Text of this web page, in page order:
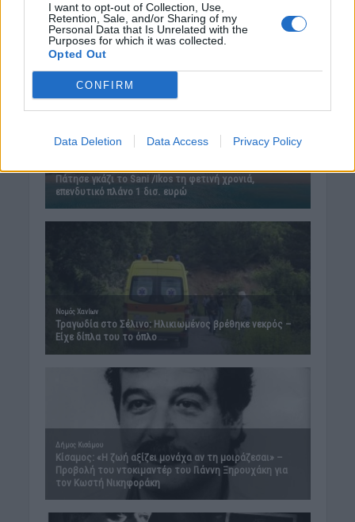
I want to opt-out of Collection, Use,
Retention, Sale, and/or Sharing of my
Personal Data that Is Unrelated with the
Purposes for which it was collected.
Opted Out
CONFIRM
Data Deletion Data Access Privacy Policy